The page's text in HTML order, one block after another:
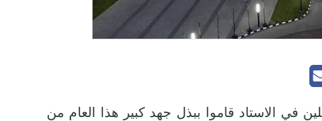
في الاستاد قاموا ببذل جهد كبير هذا العام من